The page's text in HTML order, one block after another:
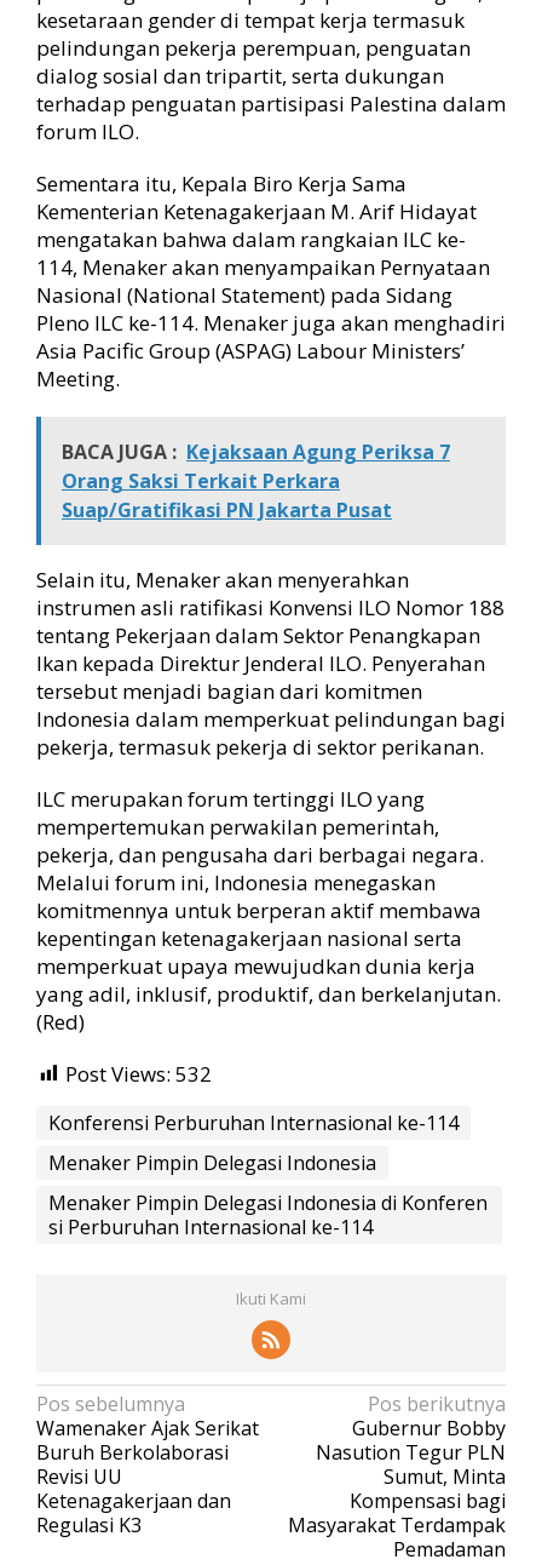
kesetaraan gender di tempat kerja termasuk
pelindungan pekerja perempuan, penguatan
dialog sosial dan tripartit, serta dukungan
terhadap penguatan partisipasi Palestina dalam
forum ILO.
Sementara itu, Kepala Biro Kerja Sama
Kementerian Ketenagakerjaan M. Arif Hidayat
mengatakan bahwa dalam rangkaian ILC ke-
114, Menaker akan menyampaikan Pernyataan
Nasional (National Statement) pada Sidang
Pleno ILC ke-114. Menaker juga akan menghadiri
Asia Pacific Group (ASPAG) Labour Ministers’
Meeting.
BACA JUGA : Kejaksaan Agung Periksa 7
Orang Saksi Terkait Perkara
Suap/Gratifikasi PN Jakarta Pusat
Selain itu, Menaker akan menyerahkan
instrumen asli ratifikasi Konvensi ILO Nomor 188
tentang Pekerjaan dalam Sektor Penangkapan
Ikan kepada Direktur Jenderal ILO. Penyerahan
tersebut menjadi bagian dari komitmen
Indonesia dalam memperkuat pelindungan bagi
pekerja, termasuk pekerja di sektor perikanan.
ILC merupakan forum tertinggi ILO yang
mempertemukan perwakilan pemerintah,
pekerja, dan pengusaha dari berbagai negara.
Melalui forum ini, Indonesia menegaskan
komitmennya untuk berperan aktif membawa
kepentingan ketenagakerjaan nasional serta
memperkuat upaya mewujudkan dunia kerja
yang adil, inklusif, produktif, dan berkelanjutan.
(Red)
Post Views: 532
Konferensi Perburuhan Internasional ke-114
Menaker Pimpin Delegasi Indonesia
Menaker Pimpin Delegasi Indonesia di Konferen
si Perburuhan Internasional ke-114
Ikuti Kami
N
a
v
i
g
Pos sebelumnya
Wamenaker Ajak Serikat
Buruh Berkolaborasi
Revisi UU
Ketenagakerjaan dan
Regulasi K3
Pos berikutnya
Gubernur Bobby
Nasution Tegur PLN
Sumut, Minta
Kompensasi bagi
Masyarakat Terdampak
Pemadaman